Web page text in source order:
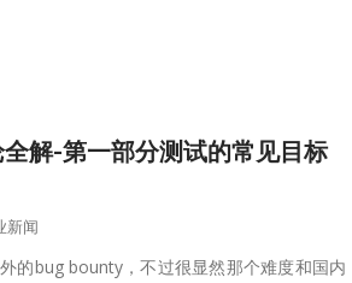
解-第一部分测试的常见目标
新闻
的bug bounty，不过很显然那个难度和国内